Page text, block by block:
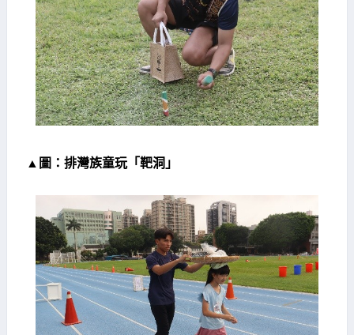
▲圖：排灣族童玩「靶洞」